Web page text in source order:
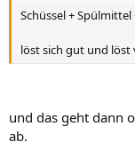
Schüssel +
löst sich gut und löst
und das geht dann
ab.